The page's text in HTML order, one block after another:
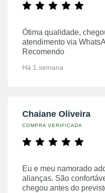
Ótima qualidade,
atendimento via
Recomendo
Há 1 semana
Chaiane Oliveira
COMPRA VERIFICADA
Eu e meu namorado
alianças. São
chegou antes do